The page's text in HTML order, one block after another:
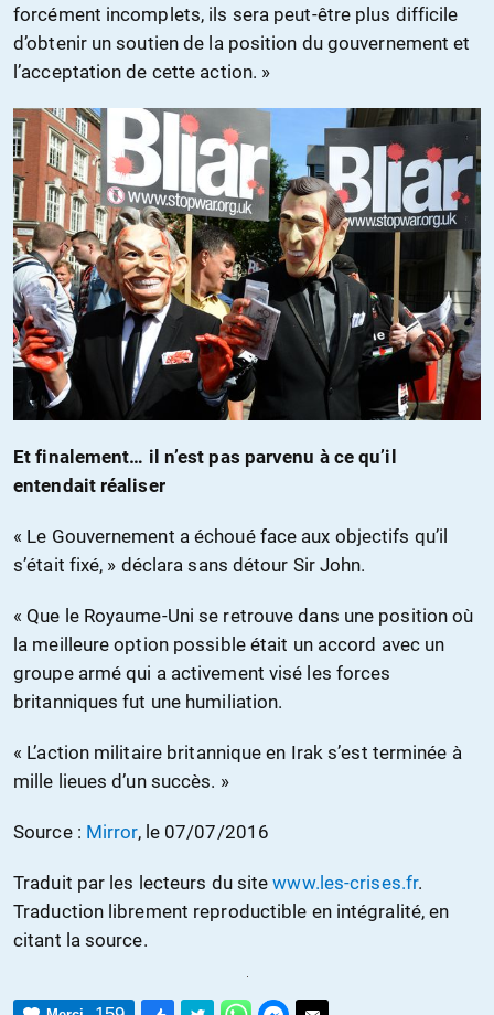
forcément incomplets, ils sera peut-être plus difficile
d’obtenir un soutien de la position du gouvernement et
l’acceptation de cette action. »
Et finalement… il n’est pas parvenu à ce qu’il
entendait réaliser
« Le Gouvernement a échoué face aux objectifs qu’il
s’était fixé, » déclara sans détour Sir John.
« Que le Royaume-Uni se retrouve dans une position où
la meilleure option possible était un accord avec un
groupe armé qui a activement visé les forces
britanniques fut une humiliation.
« L’action militaire britannique en Irak s’est terminée à
mille lieues d’un succès. »
Source : Mirror, le 07/07/2016
Traduit par les lecteurs du sitewww.les-crises.fr.
Traduction librement reproductible en intégralité, en
citant la source.